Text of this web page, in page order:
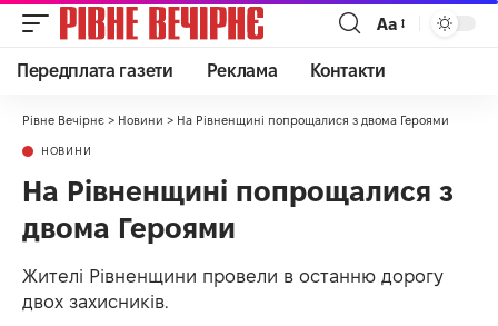
Аа
Передплата газети Реклама Контакти
Рівне Вечірнє > Новини > На Рівненщині попрощалися з двома Героями
НОВИНИ
На Рівненщині попрощалися з
двома Героями
Жителі Рівненщини провели в останню дорогу
двох захисників.